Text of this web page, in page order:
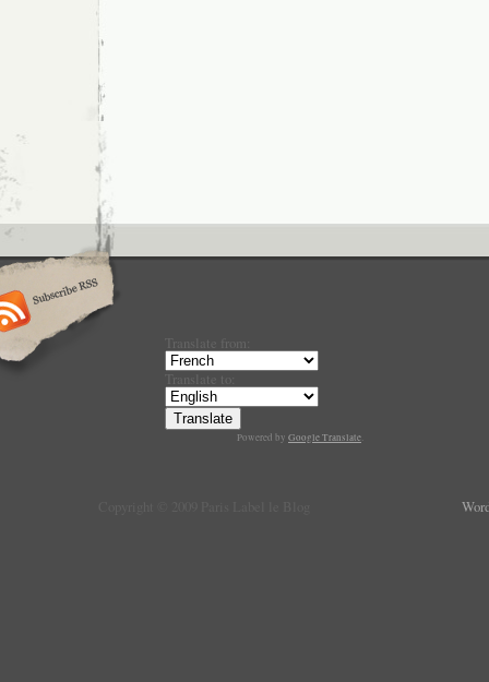
Translate from:
Translate to:
Powered by Google Translate.